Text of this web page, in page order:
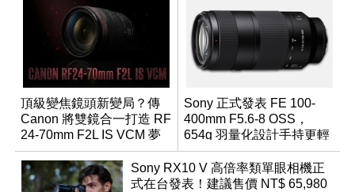
頂級變焦鏡頭新變局？傳
Canon 將雙鏡合一打造 RF
24-70mm F2L IS VCM 夢
幻規格
Sony 正式發表 FE 100-
400mm F5.6-8 OSS，
654g 羽量化設計手持更輕
鬆
Sony RX10 V 高倍率類單眼相機正
式在台發表！建議售價 NT$ 65,980